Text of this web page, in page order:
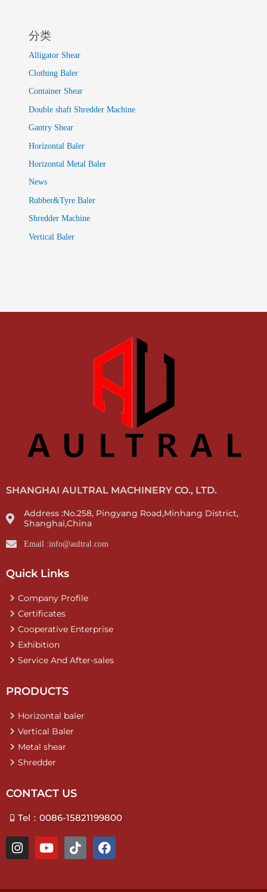
分类
Alligator Shear
Clothing Baler
Container Shear
Double shaft Shredder Machine
Gantry Shear
Horizontal Baler
Horizontal Metal Baler
News
Rubber&Tyre Baler
Shredder Machine
Vertical Baler
SHANGHAI AULTRAL MACHINERY CO., LTD.
Address :No.258, Pingyang Road,Minhang District,
Shanghai,China
Email :info@aultral.com
Quick Links
Company Profile
Certificates
Cooperative Enterprise
Exhibition
Service And After-sales
PRODUCTS
Horizontal baler
Vertical Baler
Metal shear
Shredder
CONTACT US
Tel：0086-15821199800
I
n
Y
o
T
i
F
a